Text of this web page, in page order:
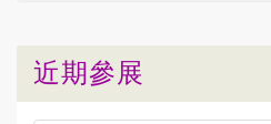
近期參展